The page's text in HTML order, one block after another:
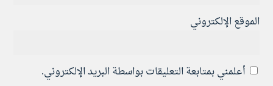
الموقع الإلكتروني
أعلمني بمتابعة التعليقات بواسطة البريد الإلكتروني.